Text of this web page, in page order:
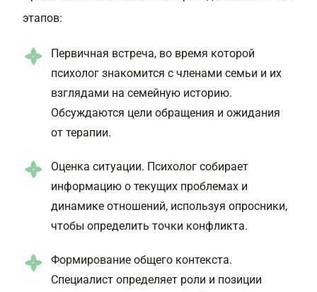
этапов:
Первичная встреча, во время которой
психолог знакомится с членами семьи и их
взглядами на семейную историю.
Обсуждаются цели обращения и ожидания
от терапии.
Оценка ситуации. Психолог собирает
информацию о текущих проблемах и
динамике отношений, используя опросники,
чтобы определить точки конфликта.
Формирование общего контекста.
Специалист определяет роли и позиции